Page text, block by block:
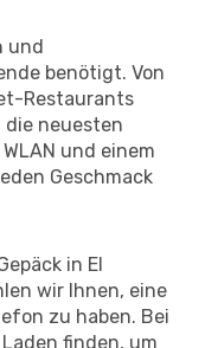
und
benötigt. Von
Restaurants
neuesten
und einem
Geschmack
in El
wir Ihnen, eine
zu haben. Bei
finden, um